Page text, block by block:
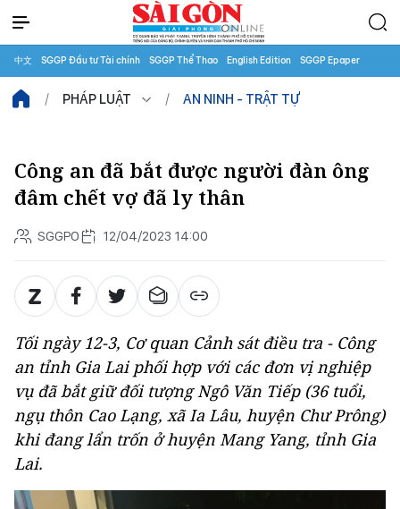
中文 SGGP Đầu tư Tài chính SGGP Thể Thao English Edition SGGP Epaper
PHÁP LUẬT AN NINH - TRẬT TỰ
Công an đã bắt được người đàn ông
đâm chết vợ đã ly thân
SGGPO 12/04/2023 14:00
Tối ngày 12-3, Cơ quan Cảnh sát điều tra - Công
an tỉnh Gia Lai phối hợp với các đơn vị nghiệp
vụ đã bắt giữ đối tượng Ngô Văn Tiếp (36 tuổi,
ngụ thôn Cao Lạng, xã Ia Lâu, huyện Chư Prông)
khi đang lẩn trốn ở huyện Mang Yang, tỉnh Gia
Lai.